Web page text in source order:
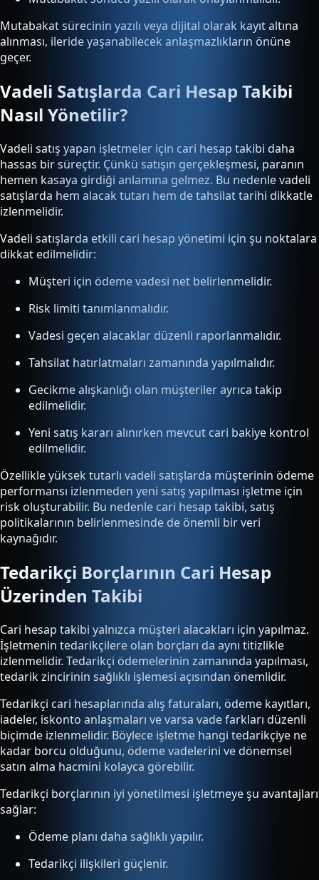
Mutabakat sürecinin yazılı veya dijital olarak kayıt altına
alınması, ileride yaşanabilecek anlaşmazlıkların önüne
geçer.
Vadeli Satışlarda Cari Hesap Takibi
Nasıl Yönetilir?
Vadeli satış yapan işletmeler için cari hesap takibi daha
hassas bir süreçtir. Çünkü satışın gerçekleşmesi, paranın
hemen kasaya girdiği anlamına gelmez. Bu nedenle vadeli
satışlarda hem alacak tutarı hem de tahsilat tarihi dikkatle
izlenmelidir.
Vadeli satışlarda etkili cari hesap yönetimi için şu noktalara
dikkat edilmelidir:
Müşteri için ödeme vadesi net belirlenmelidir.
Risk limiti tanımlanmalıdır.
Vadesi geçen alacaklar düzenli raporlanmalıdır.
Tahsilat hatırlatmaları zamanında yapılmalıdır.
Gecikme alışkanlığı olan müşteriler ayrıca takip
edilmelidir.
Yeni satış kararı alınırken mevcut cari bakiye kontrol
edilmelidir.
Özellikle yüksek tutarlı vadeli satışlarda müşterinin ödeme
performansı izlenmeden yeni satış yapılması işletme için
risk oluşturabilir. Bu nedenle cari hesap takibi, satış
politikalarının belirlenmesinde de önemli bir veri
kaynağıdır.
Tedarikçi Borçlarının Cari Hesap
Üzerinden Takibi
Cari hesap takibi yalnızca müşteri alacakları için yapılmaz.
İşletmenin tedarikçilere olan borçları da aynı titizlikle
izlenmelidir. Tedarikçi ödemelerinin zamanında yapılması,
tedarik zincirinin sağlıklı işlemesi açısından önemlidir.
Tedarikçi cari hesaplarında alış faturaları, ödeme kayıtları,
iadeler, iskonto anlaşmaları ve varsa vade farkları düzenli
biçimde izlenmelidir. Böylece işletme hangi tedarikçiye ne
kadar borcu olduğunu, ödeme vadelerini ve dönemsel
satın alma hacmini kolayca görebilir.
Tedarikçi borçlarının iyi yönetilmesi işletmeye şu avantajları
sağlar:
Ödeme planı daha sağlıklı yapılır.
Tedarikçi ilişkileri güçlenir.